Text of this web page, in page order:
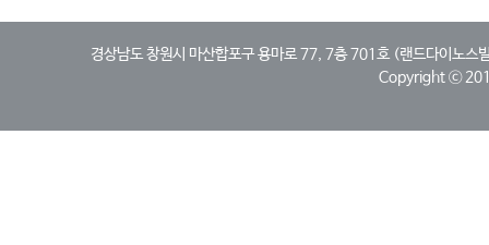
경상남도 창원시 마산합포구 용마로 77, 7층 701호 (랜드다
Copyright ⓒ